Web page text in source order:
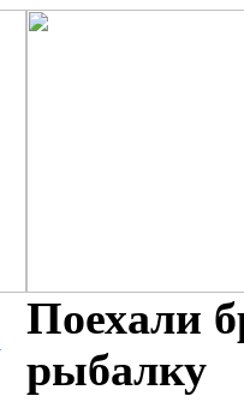
Поехали
рыбалку